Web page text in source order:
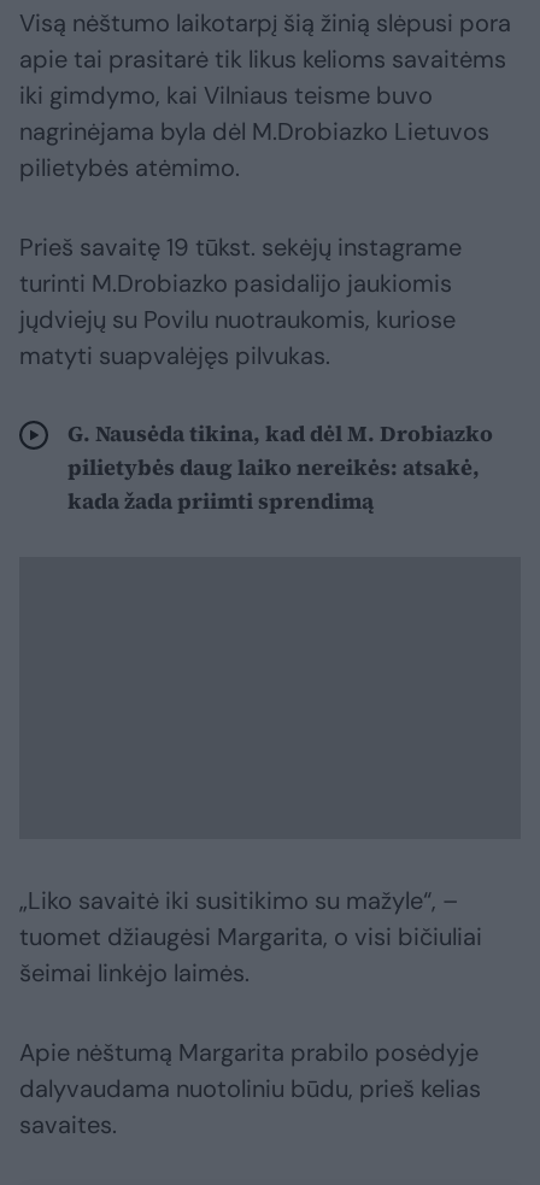
Visą nėštumo laikotarpį šią žinią slėpusi pora
apie tai prasitarė tik likus kelioms savaitėms
iki gimdymo, kai Vilniaus teisme buvo
nagrinėjama byla dėl M.Drobiazko Lietuvos
pilietybės atėmimo.
Prieš savaitę 19 tūkst. sekėjų instagrame
turinti M.Drobiazko pasidalijo jaukiomis
jųdviejų su Povilu nuotraukomis, kuriose
matyti suapvalėjęs pilvukas.
G. Nausėda tikina, kad dėl M. Drobiazko
pilietybės daug laiko nereikės: atsakė,
kada žada priimti sprendimą
„Liko savaitė iki susitikimo su mažyle“, –
tuomet džiaugėsi Margarita, o visi bičiuliai
šeimai linkėjo laimės.
Apie nėštumą Margarita prabilo posėdyje
dalyvaudama nuotoliniu būdu, prieš kelias
savaites.